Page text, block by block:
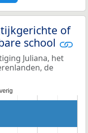
of
school
Juliana, het
de